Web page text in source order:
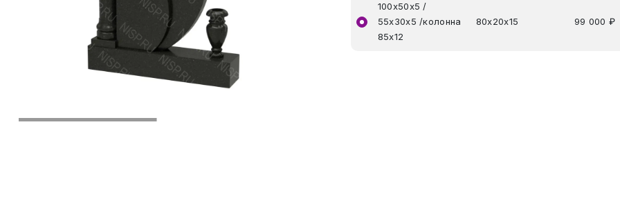
100х50х5 /
55х30х5 /колонна
85х12
80х20х15 99 000 ₽